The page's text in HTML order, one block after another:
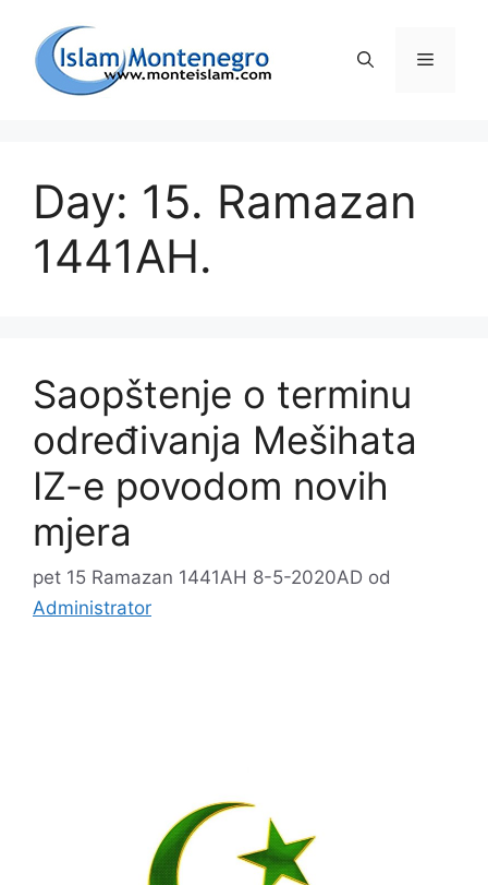
sadržaj
Day: 15. Ramazan
1441AH.
Saopštenje o terminu
određivanja Mešihata
IZ-e povodom novih
mjera
pet 15 Ramazan 1441AH 8-5-2020AD od
Administrator